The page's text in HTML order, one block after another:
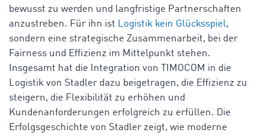
bewusst zu werden und langfristige Partnerschaften
anzustreben. Für ihn ist Logistik kein Glücksspiel,
sondern eine strategische Zusammenarbeit, bei der
Fairness und Effizienz im Mittelpunkt stehen.
Insgesamt hat die Integration von TIMOCOM in die
Logistik von Stadler dazu beigetragen, die Effizienz zu
steigern, die Flexibilität zu erhöhen und
Kundenanforderungen erfolgreich zu erfüllen. Die
Erfolgsgeschichte von Stadler zeigt, wie moderne